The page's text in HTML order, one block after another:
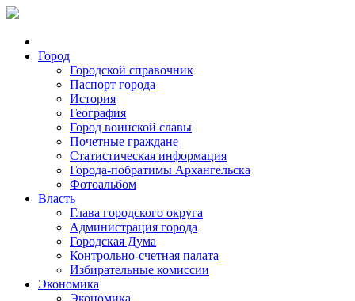
Город
Городской справочник
Паспорт города
История
География
Город воинской славы
Почетные граждане
Статистическая информация
Города-побратимы Архангельска
Фотоальбом
Власть
Глава городского округа
Администрация города
Городская Дума
Контрольно-счетная палата
Избирательные комиссии
Экономика
Экономика